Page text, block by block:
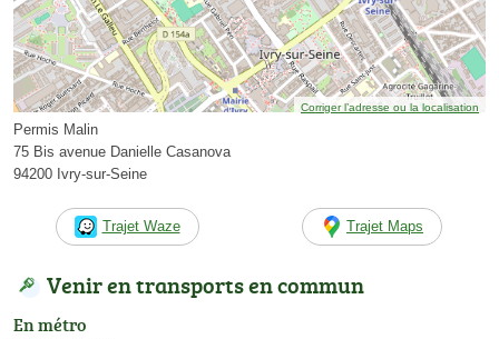
Corriger l’adresse ou la localisation
Permis Malin
75 Bis avenue Danielle Casanova
94200 Ivry-sur-Seine
Trajet Waze Trajet Maps
Venir en transports en commun
En métro